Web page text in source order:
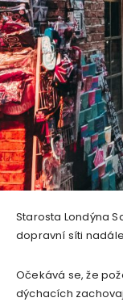
Starosta Londýna
dopravní síti
Očekává se, že
dýchacích